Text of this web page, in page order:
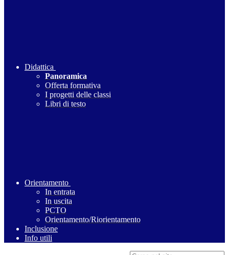
Didattica
Panoramica
Offerta formativa
I progetti delle classi
Libri di testo
Orientamento
In entrata
In uscita
PCTO
Orientamento/Riorientamento
Inclusione
Info utili